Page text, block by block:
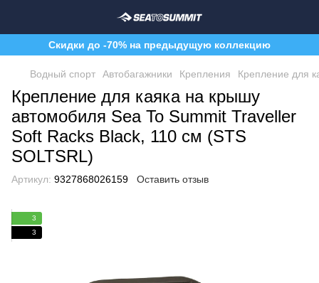
Скидки до -70% на предыдущую коллекцию
Водный спорт Автобагажники Крепления Крепление для
Крепление для каяка на крышу
автомобиля Sea To Summit Traveller
Soft Racks Black, 110 см (STS
SOLTSRL)
Артикул: 9327868026159 Оставить отзыв
3
3